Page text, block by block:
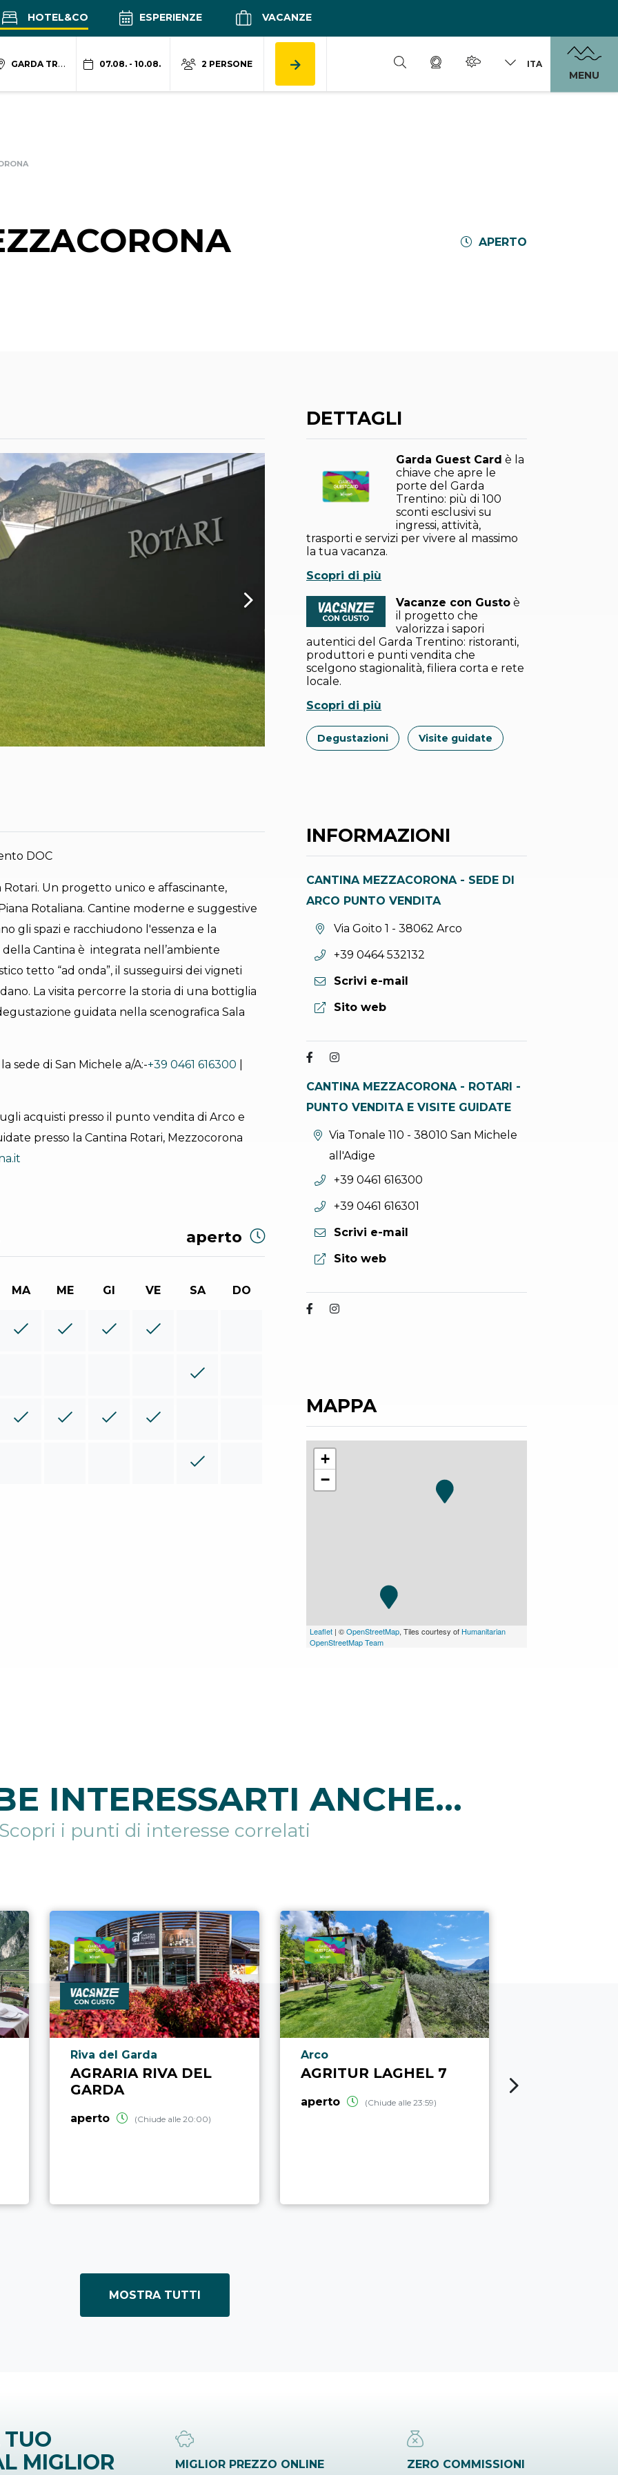
HOTEL&CO ESPERIENZE VACANZE
GARDA TRENTINO 07.08. - 10.08. 2 PERSONE ITA
MENU
APERTO
DOC
Rotari. Un progetto unico e affascinante,
Rotaliana. Cantine moderne e suggestive
gli spazi e racchiudono l'essenza e la
Cantina è integrata nell’ambiente
tetto “ad onda”, il susseguirsi dei vigneti
La visita percorre la storia di una bottiglia
guidata nella scenografica Sala
sede di San Michele a/A:-+39 0461 616300
acquisti presso il punto vendita di Arco e
presso la Cantina Rotari, Mezzocorona
aperto
MA ME GI VE SA DO
DETTAGLI
Garda Guest Card è la
chiave che apre le
porte del Garda
Trentino: più di 100
sconti esclusivi su
ingressi, attività,
trasporti e servizi per vivere al massimo
la tua vacanza.
Scopri di più
Vacanze con Gusto è
il progetto che
valorizza i sapori
autentici del Garda Trentino: ristoranti,
produttori e punti vendita che
scelgono stagionalità, filiera corta e rete
locale.
Scopri di più
Degustazioni Visite guidate
INFORMAZIONI
CANTINA MEZZACORONA - SEDE DI
ARCO PUNTO VENDITA
Località:Via Goito 1 - 38062 Arco
Telefono:
+39 0464 532132
Scrivi e-mail
Sito web:
Sito web
CANTINA MEZZACORONA - ROTARI -
PUNTO VENDITA E VISITE GUIDATE
Località:
Via Tonale 110 - 38010 San Michele
all'Adige
Telefono:
+39 0461 616300
Telefono:
+39 0461 616301
Scrivi e-mail
Sito web:
Sito web
MAPPA
+
−
Leaflet | ©OpenStreetMap, Tiles courtesy of Humanitarian
OpenStreetMap Team
INTERESSARTI ANCHE...
Scopri i punti di interesse correlati
Località punto di interesse
Riva del Garda
AGRARIA RIVA DEL
GARDA
aperto (Chiude alle 20:00)
Località punto di interesse
Arco
AGRITUR LAGHEL 7
aperto (Chiude alle 23:59)
MOSTRA TUTTI
TUO
MIGLIOR
MIGLIOR PREZZO ONLINE ZERO COMMISSIONI